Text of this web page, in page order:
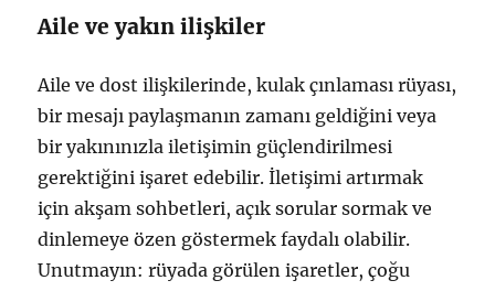
Aile ve yakın ilişkiler
Aile ve dost ilişkilerinde, kulak çınlaması rüyası,
bir mesajı paylaşmanın zamanı geldiğini veya
bir yakınınızla iletişimin güçlendirilmesi
gerektiğini işaret edebilir. İletişimi artırmak
için akşam sohbetleri, açık sorular sormak ve
dinlemeye özen göstermek faydalı olabilir.
Unutmayın: rüyada görülen işaretler, çoğu